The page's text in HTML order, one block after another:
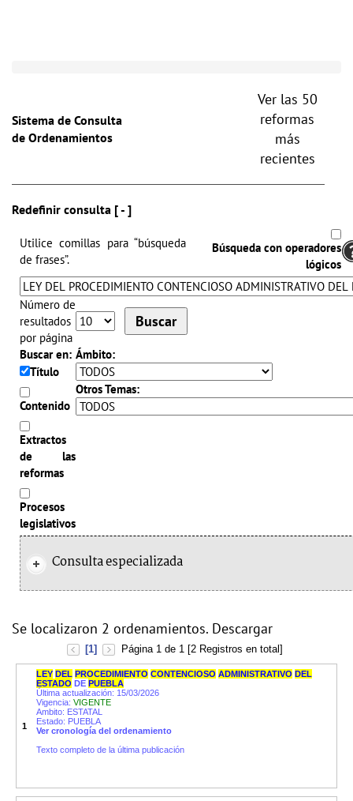
Sistema de Consulta
de Ordenamientos
Ver las 50
reformas
más
recientes
Redefinir consulta [ - ]
Utilice comillas para “búsqueda
de frases”.
Búsqueda con operadores
lógicos
Número de
resultados
por página
Buscar en:
Título
Contenido
Extractos
de las
reformas
Procesos
legislativos
Ámbito:
Otros Temas:
Consulta especializada
Se localizaron 2 ordenamientos. Descargar
[1] Página 1 de 1 [2 Registros en total]
1
LEY DEL PROCEDIMIENTO CONTENCIOSO ADMINISTRATIVO DEL
ESTADO DE PUEBLA
Última actualización: 15/03/2026
Vigencia: VIGENTE
Ambito: ESTATAL
Estado: PUEBLA
Ver cronología del ordenamiento
Texto completo de la última publicación